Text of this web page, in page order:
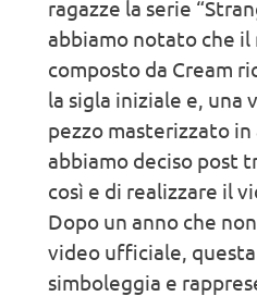
ragazze la serie
abbiamo notato che
composto da Cream
la sigla iniziale e, una
pezzo masterizzato
abbiamo deciso post
così e di realizzare il
Dopo un anno che
video ufficiale,
simboleggia e